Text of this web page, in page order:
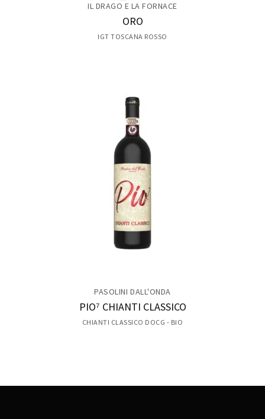
IL DRAGO E LA FORNACE
ORO
IGT TOSCANA ROSSO
PASOLINI DALL'ONDA
PIO⁷ CHIANTI CLASSICO
CHIANTI CLASSICO DOCG - BIO